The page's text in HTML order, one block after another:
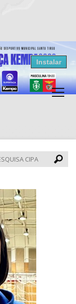
Instalar
CIPA